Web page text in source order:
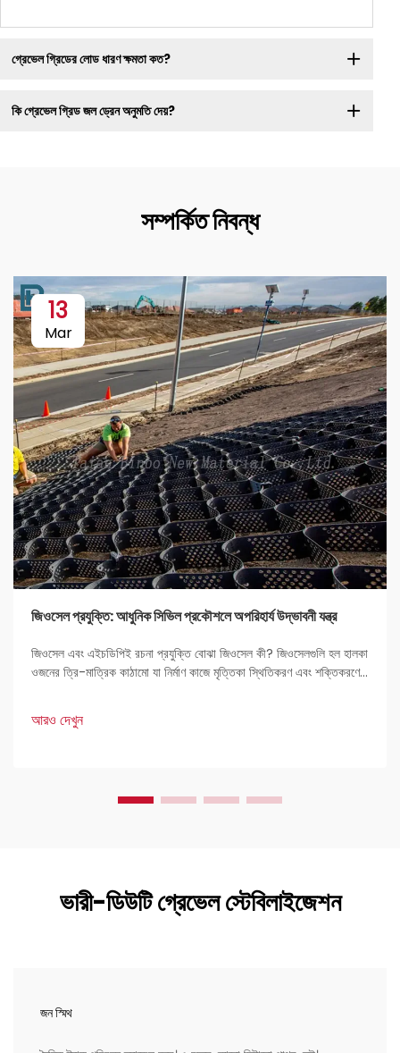
গ্রেভেল গ্রিডের লোড ধারণ ক্ষমতা কত?
কি গ্রেভেল গ্রিড জল ড্রেন অনুমতি দেয়?
সম্পর্কিত নিবন্ধ
13
Mar
জিওসেল প্রযুক্তি: আধুনিক সিভিল প্রকৌশলে অপরিহার্য উদ্ভাবনী যন্ত্র
জিওসেল এবং এইচডিপিই রচনা প্রযুক্তি বোঝা জিওসেল কী? জিওসেলগুলি হল হালকা
ওজনের ত্রি-মাত্রিক কাঠামো যা নির্মাণ কাজে মৃত্তিকা স্থিতিকরণ এবং শক্তিকরণের
আরও দেখুন
ভারী-ডিউটি গ্রেভেল স্টেবিলাইজেশন
জন স্মিথ